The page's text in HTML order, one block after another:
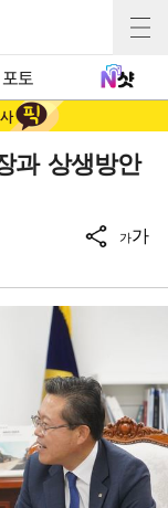
포토
과 상생방안
가가